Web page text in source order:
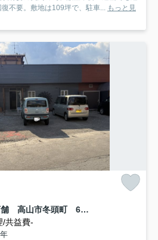
不要。敷地は109坪で、駐車... もっと見
2026/6/2価格変更 貸店舗 高山市冬頭町 6万（2026/4/30新規）
/共益費-